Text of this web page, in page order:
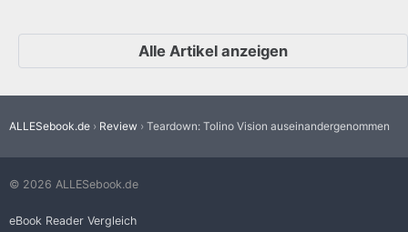
Alle Artikel anzeigen
ALLESebook.de › Review › Teardown: Tolino Vision auseinandergenommen
© 2026 ALLESebook.de
eBook Reader Vergleich